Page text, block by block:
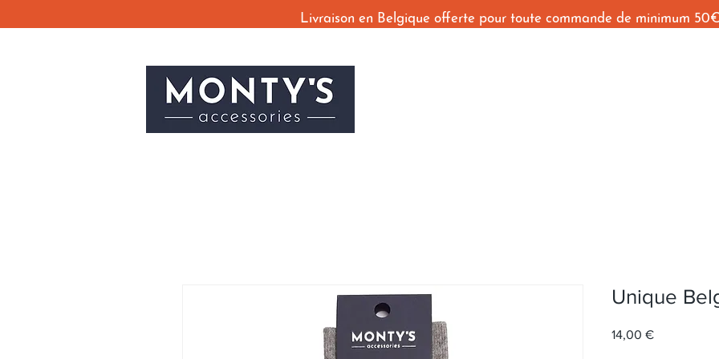
Livraison en Belgique offerte pour toute commande de minimum 50€
Unique
14,00 €Prix